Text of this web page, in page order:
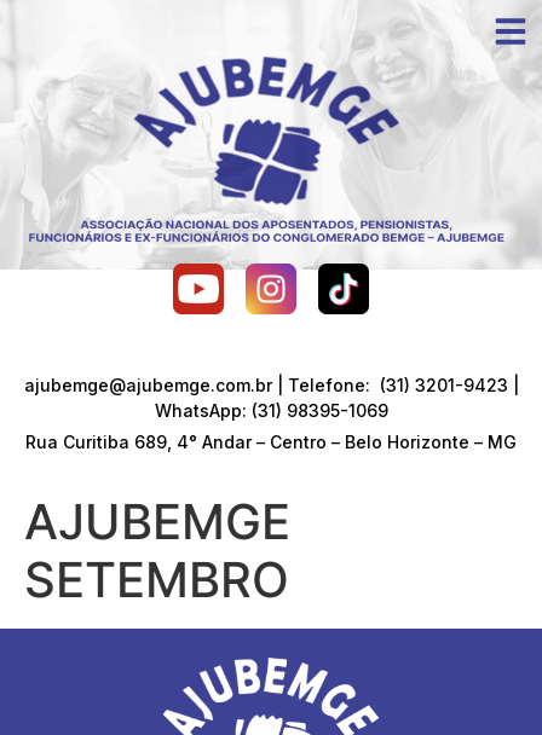
ajubemge@ajubemge.com.br | Telefone: (31) 3201-9423 |
WhatsApp: (31) 98395-1069
Rua Curitiba 689, 4° Andar – Centro – Belo Horizonte – MG
AJUBEMGE
SETEMBRO